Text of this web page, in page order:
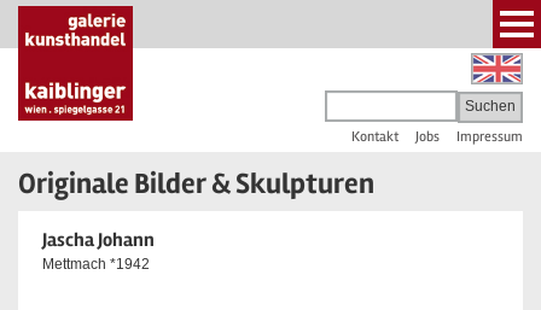
Kontakt Jobs Impressum
Originale Bilder & Skulpturen
Jascha Johann
Mettmach *1942